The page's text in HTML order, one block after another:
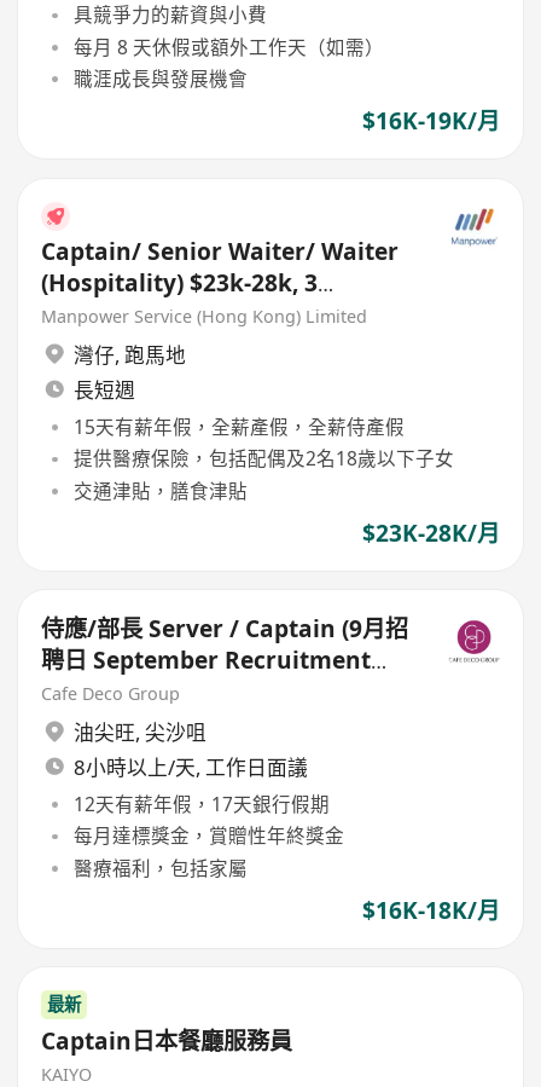
具競爭力的薪資與小費
每月 8 天休假或額外工作天（如需）
職涯成長與發展機會
$16K-19K/月
Captain/ Senior Waiter/ Waiter
(Hospitality) $23k-28k, 3
Months Bonus, TIPS
Manpower Service (Hong Kong) Limited
灣仔, 跑馬地
長短週
15天有薪年假，全薪產假，全薪侍產假
提供醫療保險，包括配偶及2名18歲以下子女
交通津貼，膳食津貼
$23K-28K/月
侍應/部長 Server / Captain (9月招
聘日 September Recruitment
Day for Restaurants)
Cafe Deco Group
油尖旺, 尖沙咀
8小時以上/天, 工作日面議
12天有薪年假，17天銀行假期
每月達標獎金，賞贈性年終獎金
醫療福利，包括家屬
$16K-18K/月
最新
Captain日本餐廳服務員
KAIYO